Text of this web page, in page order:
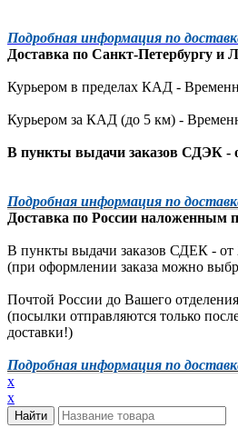
Подробная информация по
Доставка по Санкт-Петербургу и
Курьером в пределах КАД -
Курьером за КАД (до 5 км) -
В пункты выдачи заказов СДЭК -
Подробная информация по
Доставка по России наложенным
В пункты выдачи заказов СДЕК - от
(при оформлении заказа можно
Почтой России до Вашего
(посылки отправляются только
доставки!)
Подробная информация по
x
x